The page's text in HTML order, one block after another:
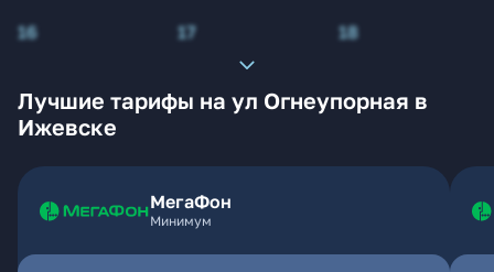
16
17 18
Лучшие тарифы на ул Огнеупорная в
Ижевске
МегаФон
Минимум